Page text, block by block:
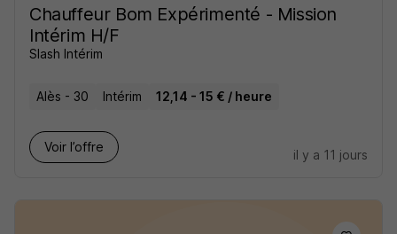
Chauffeur Bom Expérimenté - Mission
Intérim H/F
Slash Intérim
Alès - 30 Intérim 12,14 - 15 € / heure
Voir l’offre
il y a 11 jours